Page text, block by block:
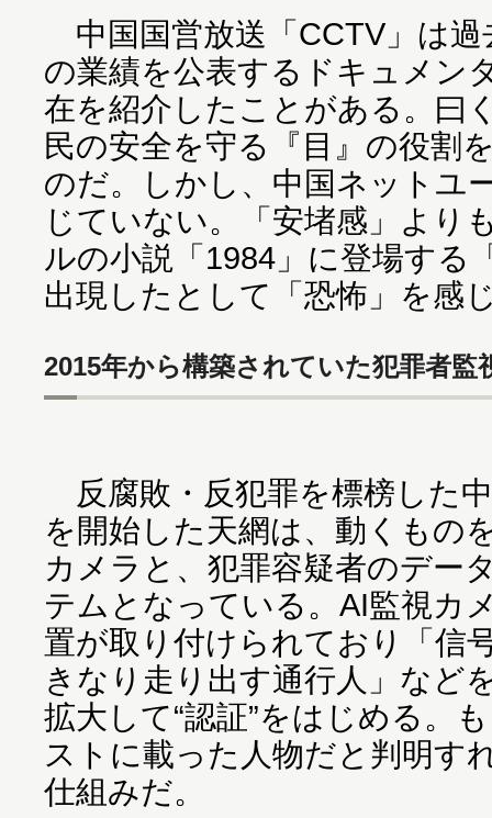
中国国営放送「CCTV」は過
の業績を公表するドキュメン
在を紹介したことがある。曰
民の安全を守る『目』の役割
のだ。しかし、中国ネットユ
じていない。「安堵感」より
ルの小説「1984」に登場する
出現したとして「恐怖」を感
2015年から構築されていた犯罪者監
反腐敗・反犯罪を標榜した
を開始した天網は、動くもの
カメラと、犯罪容疑者のデー
テムとなっている。AI監視カ
置が取り付けられており「信
きなり走り出す通行人」など
拡大して“認証”をはじめる。
ストに載った人物だと判明す
仕組みだ。